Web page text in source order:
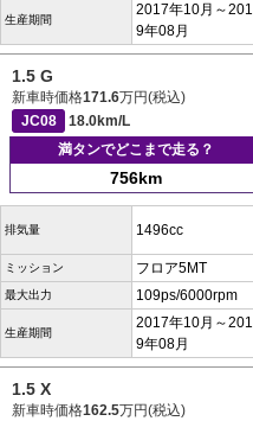
生産期間
2017年10月～201
9年08月
1.5 G
新車時価格171.6万円(税込)
JC08
18.0km/L
満タンでどこまで走る？
756km
排気量 1496cc
ミッション フロア5MT
最大出力 109ps/6000rpm
生産期間
2017年10月～201
9年08月
1.5 X
新車時価格162.5万円(税込)